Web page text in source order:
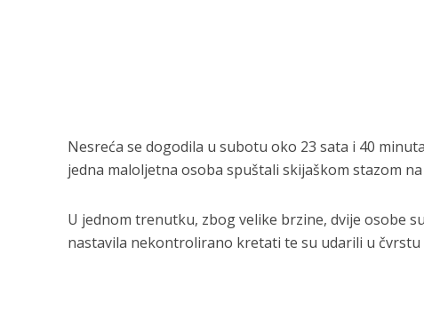
Nesreća se dogodila u subotu oko 23 sata i 40
jedna maloljetna osoba spuštali skijaškom stazom
U jednom trenutku, zbog velike brzine, dvije osobe
nastavila nekontrolirano kretati te su udarili u